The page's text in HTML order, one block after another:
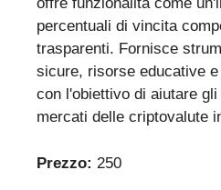
offre funzionalità come
percentuali di vincita
trasparenti. Fornisce
sicure, risorse educative
con l'obiettivo di aiutare
mercati delle criptovalute
Prezzo: 250